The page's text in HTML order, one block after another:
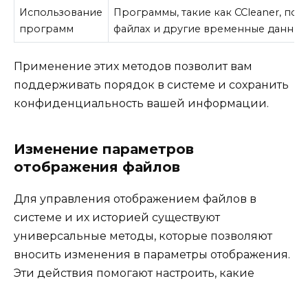
Использование
программ
Программы, такие как CCleaner,
файлах и другие временные
Применение этих методов позволит вам
поддерживать порядок в системе и сохранить
конфиденциальность вашей информации.
Изменение параметров
отображения файлов
Для управления отображением файлов в
системе и их историей существуют
универсальные методы, которые позволяют
вносить изменения в параметры отображения.
Эти действия помогают настроить, какие